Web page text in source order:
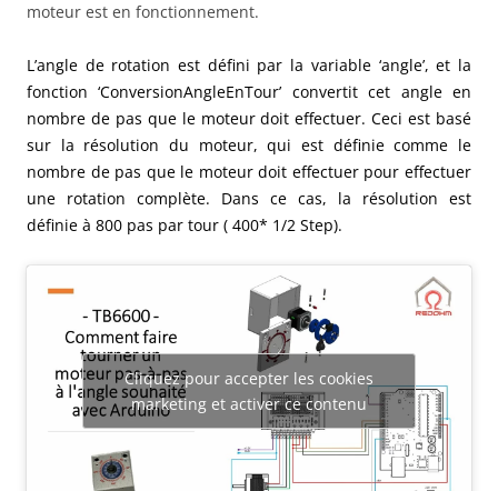
moteur est en fonctionnement.
L’angle de rotation est défini par la variable ‘angle’, et la
fonction ‘ConversionAngleEnTour’ convertit cet angle en
nombre de pas que le moteur doit effectuer. Ceci est basé
sur la résolution du moteur, qui est définie comme le
nombre de pas que le moteur doit effectuer pour effectuer
une rotation complète. Dans ce cas, la résolution est
définie à 800 pas par tour ( 400* 1/2 Step).
Cliquez pour accepter les cookies
marketing et activer ce contenu